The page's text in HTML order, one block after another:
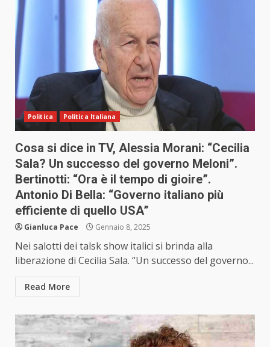
Politica Politica Italiana
Cosa si dice in TV, Alessia Morani: “Cecilia
Sala? Un successo del governo Meloni”.
Bertinotti: “Ora è il tempo di gioire”.
Antonio Di Bella: “Governo italiano più
efficiente di quello USA”
Gianluca Pace Gennaio 8, 2025
Nei salotti dei talsk show italici si brinda alla
liberazione di Cecilia Sala. “Un successo del governo...
Read More